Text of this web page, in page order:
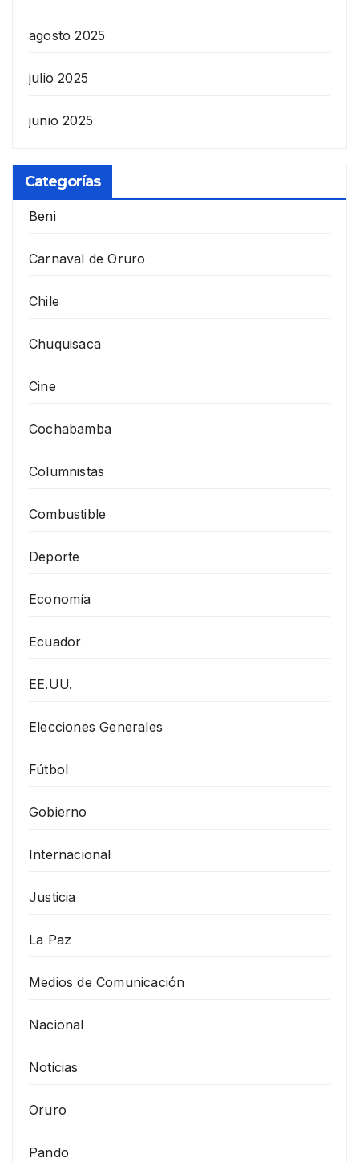
agosto 2025
julio 2025
junio 2025
Categorías
Beni
Carnaval de Oruro
Chile
Chuquisaca
Cine
Cochabamba
Columnistas
Combustible
Deporte
Economía
Ecuador
EE.UU.
Elecciones Generales
Fútbol
Gobierno
Internacional
Justicia
La Paz
Medios de Comunicación
Nacional
Noticias
Oruro
Pando